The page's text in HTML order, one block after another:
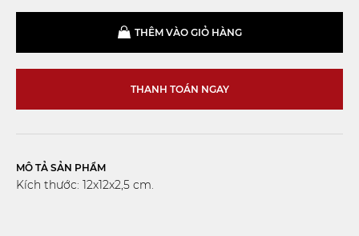
THÊM VÀO GIỎ HÀNG
THANH TOÁN NGAY
MÔ TẢ SẢN PHẨM
Kích thước: 12x12x2,5 cm.